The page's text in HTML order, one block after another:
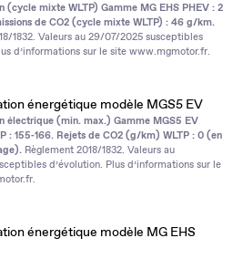
(cycle mixte WLTP) Gamme MG EHS PHEV : 2
de CO2 (cycle mixte WLTP) : 46 g/km.
1832. Valeurs au 29/07/2025 susceptibles
d’informations sur le site www.mgmotor.fr.
énergétique modèle MGS5 EV
électrique (min. max.) Gamme MGS5 EV
: 155‑166. Rejets de CO2 (g/km) WLTP : 0 (en
Règlement 2018/1832. Valeurs au
d’évolution. Plus d’informations sur le
.
énergétique modèle MG EHS